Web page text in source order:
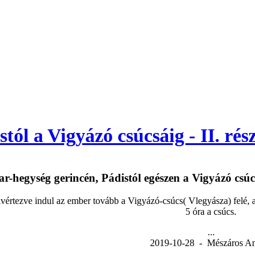
a Vigyázó csúcsáig - II.
hegység gerincén, Pádistól egészen a Vigyázó
indul az ember tovább a Vigyázó-csúcs( Vlegyásza)
5 óra a csúcs.
...
2019-10-28 - Mészáros